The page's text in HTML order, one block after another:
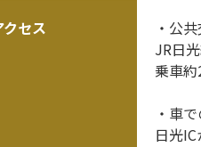
クセス
・公
JR日
乗車
・車
日光